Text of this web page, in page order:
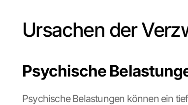
Ursachen der
Psychische
Psychische Belastungen können ein